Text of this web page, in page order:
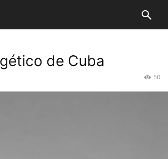
de Cuba
50